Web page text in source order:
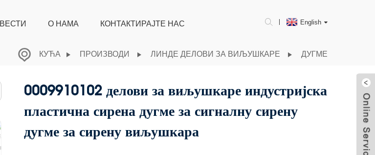
ВЕСТИ О НАМА КОНТАКТИРАЈТЕ НАС English
КУЋА ПРОИЗВОДИ ЛИНДЕ ДЕЛОВИ ЗА ВИЉУШКАРЕ ДУГМЕ
0009910102 делови за виљушкаре индустријска
пластична сирена дугме за сигналну сирену
дугме за сирену виљушкара